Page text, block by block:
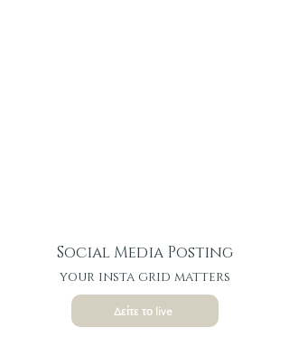
Social Media Posting
your insta grid matters
Δείτε το live